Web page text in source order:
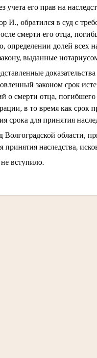
учета его прав на
И., обратился в суд с
смерти его отца,
определении долей всех
выданные
законом срок
о смерти отца,
в то время как срок
срока для принятия
Волгоградской области,
принятия наследства,
вступило.